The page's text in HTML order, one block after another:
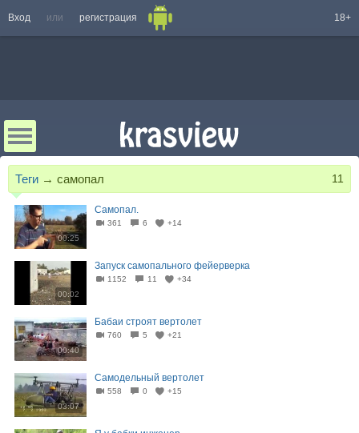
Вход или регистрация 18+
Теги → самопал 11
00:25
Самопал.
361 6 +14
00:02
Запуск самопального фейерверка
1152 11 +34
00:40
Бабаи строят вертолет
760 5 +21
03:07
Самодельный вертолет
558 0 +15